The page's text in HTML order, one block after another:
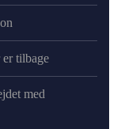
tilbage
med